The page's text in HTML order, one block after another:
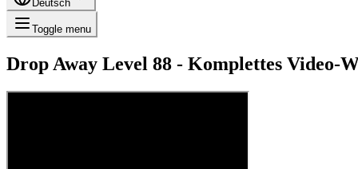
Deutsch
Toggle menu
Drop Away Level 88 - Komplettes Video-